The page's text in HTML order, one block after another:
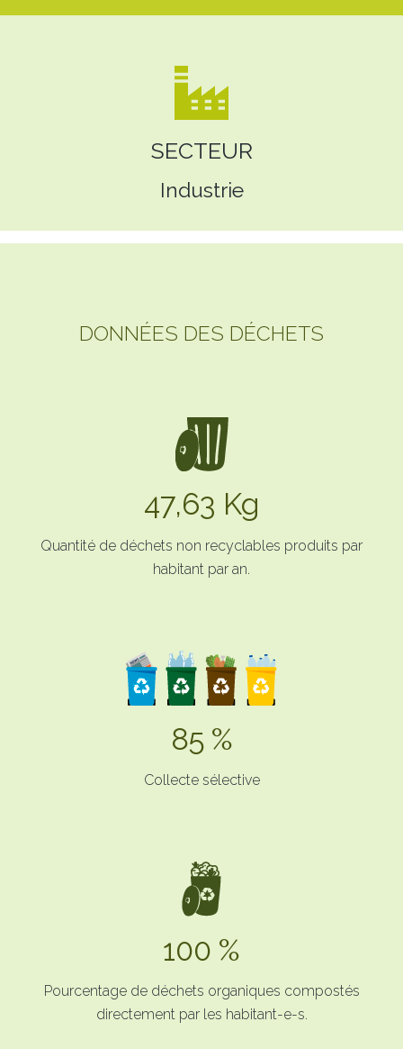
SECTEUR
Industrie
DONNÉES DES DÉCHETS
47,63 Kg
Quantité de déchets non recyclables produits par
habitant par an.
85 %
Collecte sélective
100 %
Pourcentage de déchets organiques compostés
directement par les habitant-e-s.